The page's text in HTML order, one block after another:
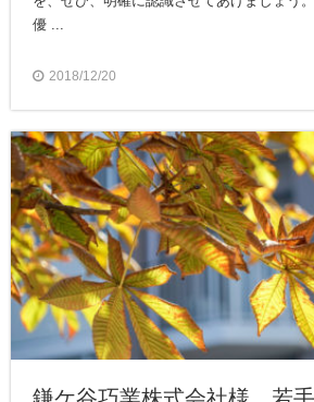
優 ...
2018/12/20